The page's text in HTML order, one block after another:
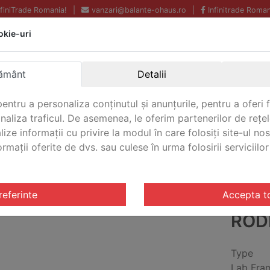
Romania! vanzari@balante-ohaus.ro Infinitrade
Echipamente profesionale
Oriunde in Romania.
CONTACT
/ Tija/Suport Ohaus CLR-RODF061
Type
Lab
uri
Detalii
a personaliza conținutul și anunțurile, pentru a oferi
traficul. De asemenea, le oferim partenerilor de
informații cu privire la modul în care folosiți site-ul
oferite de dvs. sau culese în urma folosirii serviciilor
Accepta